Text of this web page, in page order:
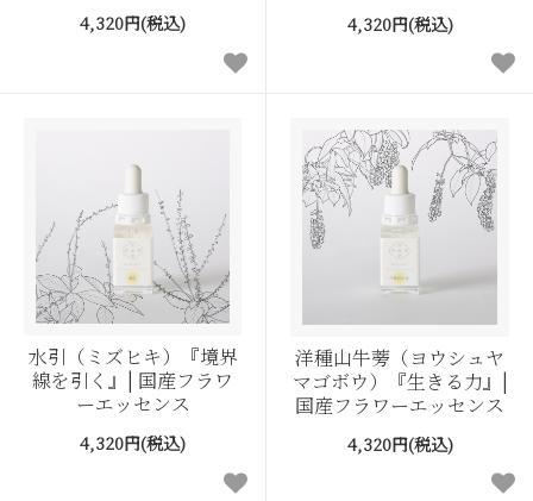
4,320円(税込) 4,320円(税込)
水引（ミズヒキ）『境界
線を引く』| 国産フラワ
ーエッセンス
4,320円(税込)
洋種山牛蒡（ヨウシュヤ
マゴボウ）『生きる力』|
国産フラワーエッセンス
4,320円(税込)